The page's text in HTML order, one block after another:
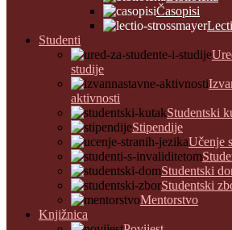
Časopisi
Studenti
studije
aktivnosti
Studentski
Stipendije
Učenje
Studentski
Studentski
Mentorstvo
Knjižnica